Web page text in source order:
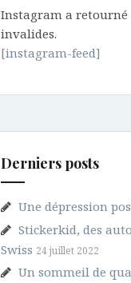
Instagram a retourné
invalides.
[instagram-feed]
Derniers posts
Une dépression
Stickerkid, des
Swiss 24 juillet 2022
Un sommeil de